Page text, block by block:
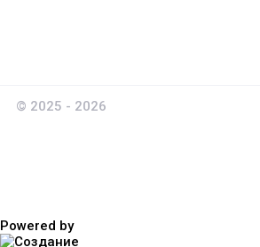
© 2025 - 2026
Powered by